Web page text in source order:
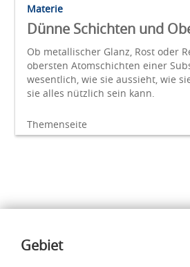
Materie
Dünne Schichten und
Ob metallischer Glanz, Rost oder
obersten Atomschichten einer
wesentlich, wie sie aussieht, wie
sie alles nützlich sein kann.
Themenseite
Inhalte
Gebiet